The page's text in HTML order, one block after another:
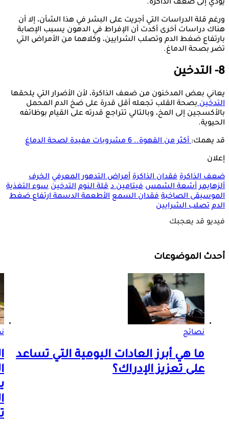
يؤدي إلى ضعف الذاكرة.
ورغم قلة الدراسات التي أجريت على البشر في هذا الشأن، إلا أن
هناك دراسات أخرى أكدت أن الإفراط في الدهون يسبب الإصابة
بارتفاع ضغط الدم وتصلب الشرايين، وكلاهما من الأمراض التي
تضر بصحة الدماغ.
8- التدخين
يعاني بعض المدخنون من ضعف الذاكرة، لأن الأضرار التي يلحقها
التدخينبصحة القلب تجعله أقل قدرة على ضخ الدم المحمل
بالأكسجين إلى المخ، وبالتالي تتراجع قدرته على القيام بوظائفه
الحيوية.
قد يهمك:أكثر من القهوة.. 6 مشروبات مفيدة لصحة الدماغ
إعلان
ضعف الذاكرة فقدان الذاكرة أمراض التدهور المعرفي الخرف
ألزهايمر أشعة الشمس فيتامين د قلة النوم التدخين سوء التغذية
الموسيقى الصاخبة فقدان السمع الأطعمة الدسمةارتفاع ضغط
الدم تصلب الشرايين
فيديو قد يعجبك
أحدث الموضوعات
نصائح
ما هي أبرز العادات اليومية التي تساعد
على تعزيز الإدراك؟